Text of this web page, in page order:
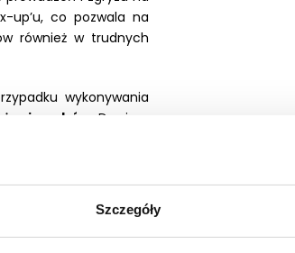
Szczegóły
up’u, co pozwala na
również w trudnych
wykonywania
zębów
. Dowiesz
się jak postępować
zwarcia. Poznasz
nauczysz się jak
dalszej odbudowy
prawidłowo
wymagać od